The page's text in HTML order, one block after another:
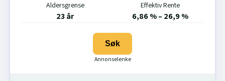
Aldersgrense
23 år
Effektiv Rente
6,86 % – 26,9 %
Søk